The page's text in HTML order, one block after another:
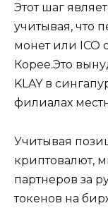
Этот шаг
учитывая, что
монет или ICO
Корее.Это
KLAY в
филиалах
Учитывая
криптовалют,
партнеров за
токенов на